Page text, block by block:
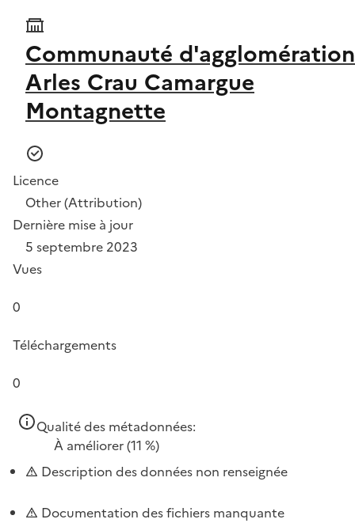
Communauté d'agglomération
Arles Crau Camargue
Montagnette
Licence
Other (Attribution)
Dernière mise à jour
5 septembre 2023
Vues
0
Téléchargements
0
Qualité des métadonnées:
À améliorer(11 %)
Description des données non renseignée
Documentation des fichiers manquante